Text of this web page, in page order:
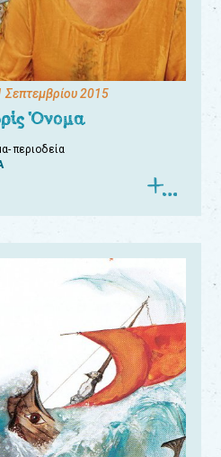
Σεπτεμβρίου 2015
Όνομα
περιοδεία